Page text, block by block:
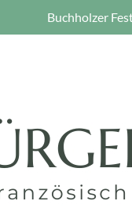
Buchholzer